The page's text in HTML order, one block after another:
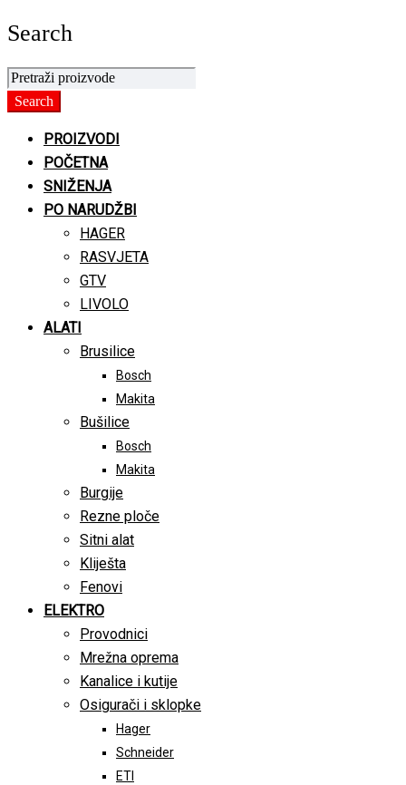
Search
PROIZVODI
POČETNA
SNIŽENJA
PO NARUDŽBI
HAGER
RASVJETA
GTV
LIVOLO
ALATI
Brusilice
Bosch
Makita
Bušilice
Bosch
Makita
Burgije
Rezne ploče
Sitni alat
Kliješta
Fenovi
ELEKTRO
Provodnici
Mrežna oprema
Kanalice i kutije
Osigurači i sklopke
Hager
Schneider
ETI